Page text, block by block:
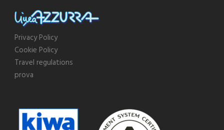
Privacy Policy
Cookie Policy
Travel regulations
prova